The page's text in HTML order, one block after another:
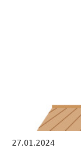
27.01.2024